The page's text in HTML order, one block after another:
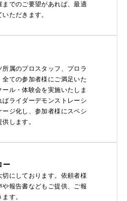
までのご要望があれば、最適
ただきます。
所属のプロスタッフ、プロラ
全ての参加者様にご満足いた
ル・体験会を実施いたしま
ばライダーデモンストレーシ
ージ化し、参加者様にスペシ
します。
ー
切にしております。依頼者様
や報告書などもご提供、ご報
す。